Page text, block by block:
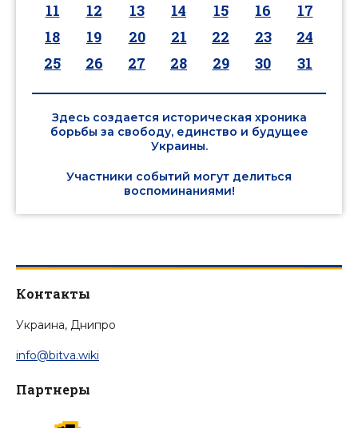
11
12 13 14 15 16
17
18
19 20 21 22 23
24
25
26 27 28 29 30 31
Здесь создается историческая хроника
борьбы за свободу, единство и будущее
Украины.
Участники событий могут делиться
воспоминаниями!
Контакты
Украина, Днипро
info@bitva.wiki
Партнеры